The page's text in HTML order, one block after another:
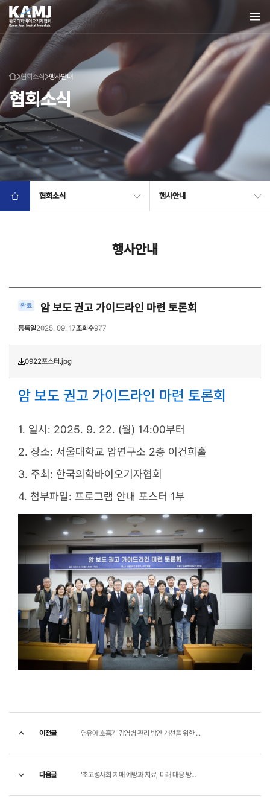
협회소식 행사안내
협회소식
협회소식 행사안내
행사안내
완료 암 보도 권고 가이드라인 마련 토론회
등록일2025. 09. 17조회수977
0922포스터.jpg
암 보도 권고 가이드라인 마련 토론회
1. 일시: 2025. 9. 22. (월) 14:00부터
2. 장소: 서울대학교 암연구소 2층 이건희홀
3. 주최: 한국의학바이오기자협회
4. 첨부파일: 프로그램 안내 포스터 1부
이전글 영유아 호흡기 감염병 관리 방안 개선을 위한 ...
다음글 ‘초고령사회 치매 예방과 치료, 미래 대응 방...